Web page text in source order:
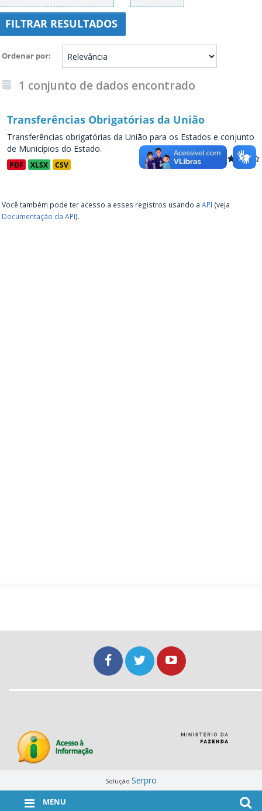
MENU
FILTRAR RESULTADOS
Ordenar por
1 conjunto de dados encontrado
Transferências Obrigatórias da União
Transferências obrigatórias da União para os Estados e conjunto
de Municípios do Estado.
PDF XLSX CSV
Você também pode ter acesso a esses registros usando a API (veja
Documentação da API).
Solução Serpro